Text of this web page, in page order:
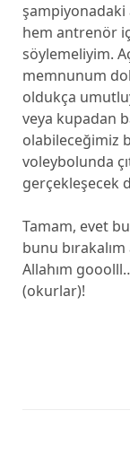
şampiyonadaki
hem antrenör
söylemeliyim.
memnunum
oldukça
veya kupadan
olabileceğimiz
voleybolunda
gerçekleşecek
Tamam, evet
bunu
Allahım
(okurlar)!